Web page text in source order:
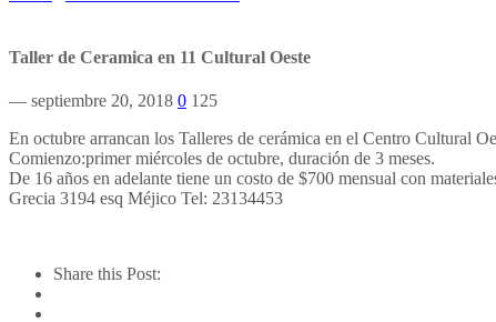
Taller de Ceramica en 11 Cultural Oeste
— septiembre 20, 2018 0 125
En octubre arrancan los Talleres de cerámica en el Centro Cultural
Comienzo:primer miércoles de octubre, duración de 3 meses.
De 16 años en adelante tiene un costo de $700 mensual con
Grecia 3194 esq Méjico Tel: 23134453
Share this Post: